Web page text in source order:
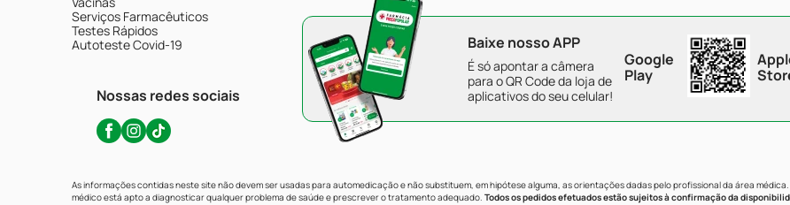
Serviços Farmacêuticos
Testes Rápidos
Autoteste Covid-19
Nossas redes sociais
Baixe nosso APP
É só apontar a câmera
para o QR Code da loja de
aplicativos do seu celular!
Google
Play
As informações contidas neste site não devem ser usadas para automedicação e não substituem, em hipótese alguma, as orientações dadas pelo profissional da área
médico está apto a diagnosticar qualquer problema de saúde e prescrever o tratamento adequado. Todos os pedidos efetuados estão sujeitos à confirmação da